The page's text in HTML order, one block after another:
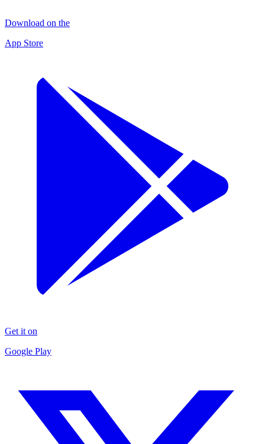
Download on the
App Store
Get it on
Google Play